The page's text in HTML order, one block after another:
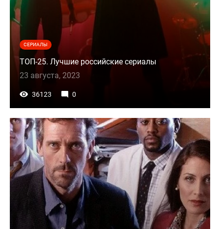
СЕРИАЛЫ
ТОП-25. Лучшие российские сериалы
23 августа, 2023
36123 0